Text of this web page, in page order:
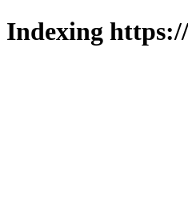
Indexing